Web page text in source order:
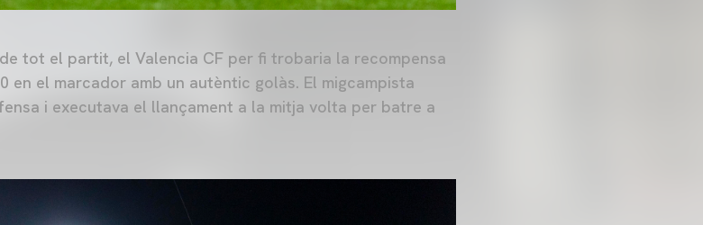
tot el partit, el Valencia CF per fi trobaria la recompensa
en el marcador amb un autèntic golàs. El migcampista
i executava el llançament a la mitja volta per batre a